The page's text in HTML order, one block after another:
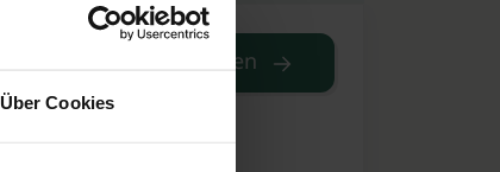
Über Cookies
Unverbindlich anfragen